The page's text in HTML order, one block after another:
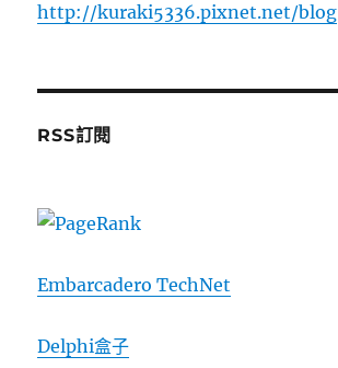
http://kuraki5336.pixnet.net/blog
RSS訂閱
Embarcadero TechNet
Delphi盒子